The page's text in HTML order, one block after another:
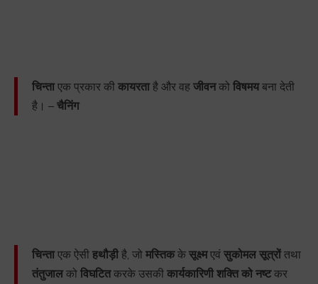
चिन्ताएक प्रकार की कायरताहै और वह जीवनको विषमयबना देती
है। – चैनिंग
चिन्ताएक ऐसी हथौड़ीहै, जो मस्तिकके सूक्ष्मएवं सुकोमल सूत्रोंतथा
तंतुजाल को विघटितकरके उसकी कार्यकारिणी शक्ति को नष्टकर